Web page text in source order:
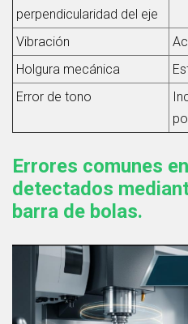
perpendicularidad del eje
Vibración
Holgura mecánica
Error de tono
Errores comunes
detectados
barra de bolas.